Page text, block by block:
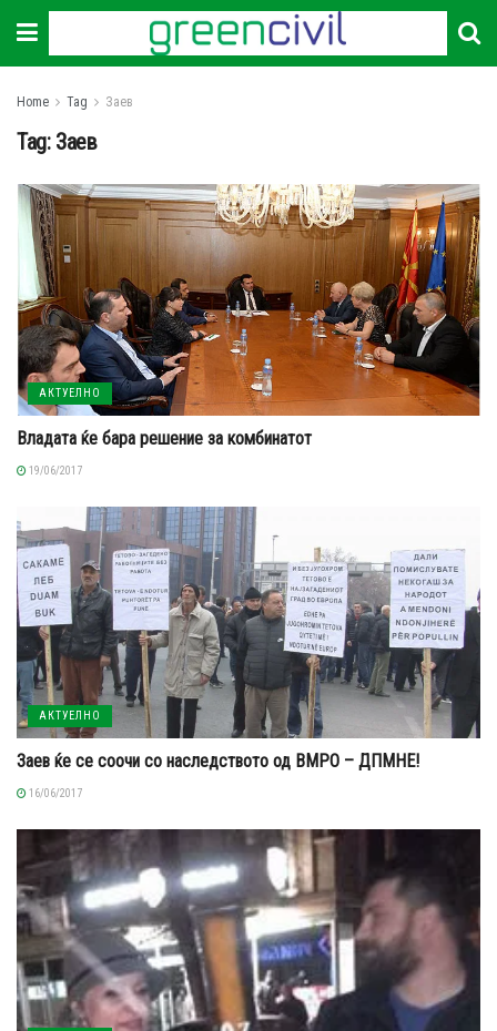
Home Tag Заев
Tag: Заев
АКТУЕЛНО
Владата ќе бара решение за комбинатот
19/06/2017
АКТУЕЛНО
Заев ќе се соочи со наследството од ВМРО – ДПМНЕ!
16/06/2017